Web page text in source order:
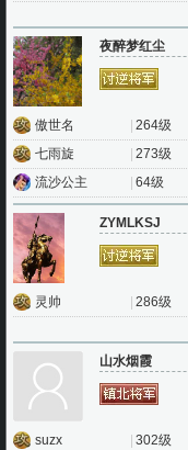
夜醉梦红尘
傲世名
264级
七雨旋
273级
流沙公主
64级
ZYMLKSJ
灵帅 286级
山水烟霞
suzx 302级